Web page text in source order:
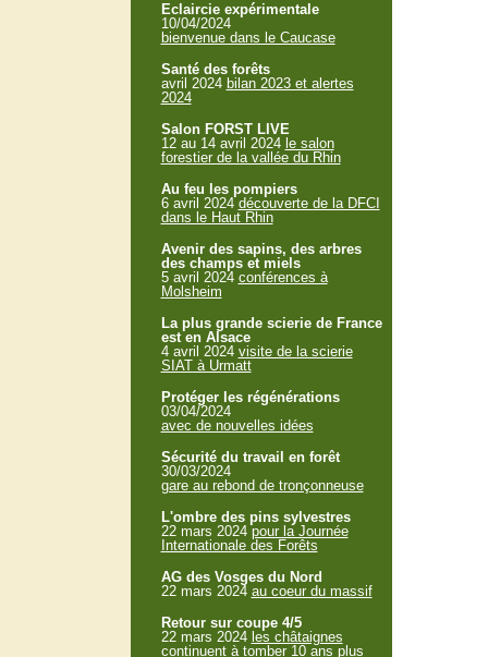
Eclaircie expérimentale
10/04/2024
bienvenue dans le Caucase
Santé des forêts
avril 2024 bilan 2023 et alertes
2024
Salon FORST LIVE
12 au 14 avril 2024 le salon
forestier de la vallée du Rhin
Au feu les pompiers
6 avril 2024 découverte de la DFCI
dans le Haut Rhin
Avenir des sapins, des arbres
des champs et miels
5 avril 2024 conférences à
Molsheim
La plus grande scierie de France
est en Alsace
4 avril 2024 visite de la scierie
SIAT à Urmatt
Protéger les régénérations
03/04/2024
avec de nouvelles idées
Sécurité du travail en forêt
30/03/2024
gare au rebond de tronçonneuse
L'ombre des pins sylvestres
22 mars 2024 pour la Journée
Internationale des Forêts
AG des Vosges du Nord
22 mars 2024 au coeur du massif
Retour sur coupe 4/5
22 mars 2024 les châtaignes
continuent à tomber 10 ans plus